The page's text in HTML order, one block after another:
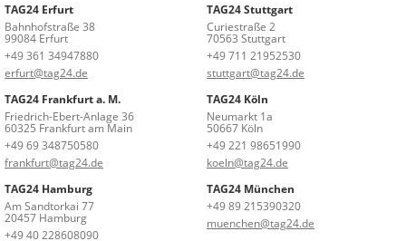
TAG24 Erfurt
Bahnhofstraße 38
99084 Erfurt
+49 361 34947880
erfurt@tag24.de
TAG24 Stuttgart
Curiestraße 2
70563 Stuttgart
+49 711 21952530
stuttgart@tag24.de
TAG24 Frankfurt a. M.
Friedrich-Ebert-Anlage 36
60325 Frankfurt am Main
+49 69 348750580
frankfurt@tag24.de
TAG24 Köln
Neumarkt 1a
50667 Köln
+49 221 98651990
koeln@tag24.de
TAG24 Hamburg
Am Sandtorkai 77
20457 Hamburg
+49 40 228608090
TAG24 München
+49 89 215390320
muenchen@tag24.de